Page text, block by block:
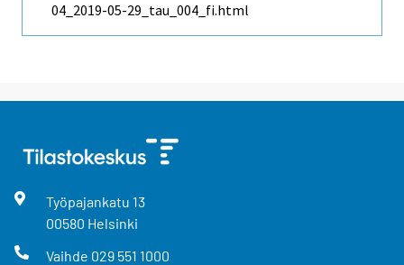
04_2019-05-29_tau_004_fi.html
Työpajankatu 13
00580 Helsinki
Vaihde 029 551 1000